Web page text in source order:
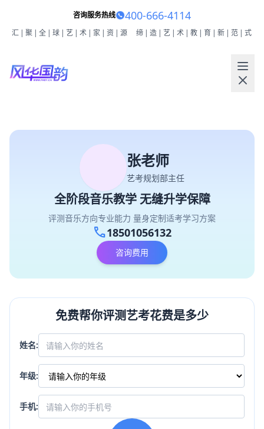
咨询服务热线 400-666-4114
汇|聚|全|球|艺|术|家|资|源 缔|造|艺|术|教|育|新|范|式
张老师
艺考规划部主任
全阶段音乐教学 无缝升学保障
评测音乐方向专业能力 量身定制适考学习方案
call18501056132
咨询费用
免费帮你评测艺考花费是多少
姓名:
年级:
手机: